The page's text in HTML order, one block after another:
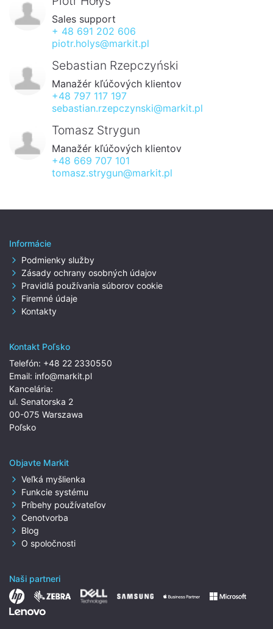
Sales support
+ 48 691 202 606
piotr.holys@markit.pl
Sebastian Rzepczyński
Manažér kľúčových klientov
+48 797 117 197
sebastian.rzepczynski@markit.pl
Tomasz Strygun
Manažér kľúčových klientov
+48 669 707 101
tomasz.strygun@markit.pl
Informácie
Podmienky služby
Zásady ochrany osobných údajov
Pravidlá používania súborov cookie
Firemné údaje
Kontakty
Kontakt Poľsko
Telefón: +48 22 2330550
Email: info@markit.pl
Kancelária:
ul. Senatorska 2
00-075 Warszawa
Poľsko
Objavte Markit
Veľká myšlienka
Funkcie systému
Príbehy používateľov
Cenotvorba
Blog
O spoločnosti
Naši partneri